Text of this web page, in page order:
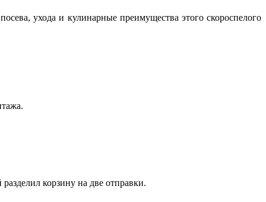
ухода и кулинарные преимущества этого скороспелого
корзину на две отправки.